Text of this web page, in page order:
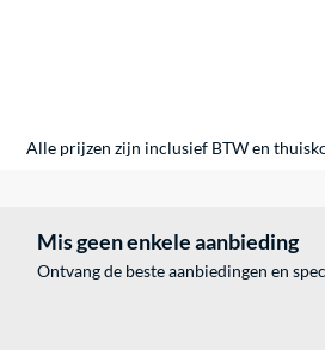
Alle prijzen zijn inclusief BTW en
Mis geen enkele aanbieding
Ontvang de beste aanbiedingen en